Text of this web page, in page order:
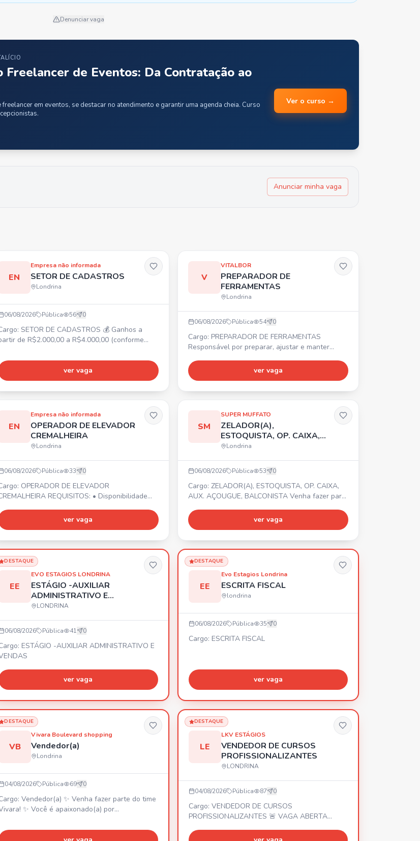
Denunciar vaga
Freelancer de Eventos: Da Contratação ao
em eventos, se destacar no atendimento e garantir uma agenda cheia. Curso
Ver o curso →
Anunciar minha vaga
EN
Empresa não informada
SETOR DE CADASTROS
Londrina
06/08/2026 Pública 56 0
SETOR DE CADASTROS 💰 Ganhos a
de R$2.000,00 a R$4.000,00 (conforme
a sexta-feira: 09:30 às 19:30. Sábado: 09:00 às
✅ Treinamento fornecido, não é
necessária experiência.
ver vaga
V
VITALBOR
PREPARADOR DE
FERRAMENTAS
Londrina
06/08/2026 Pública 54 0
Cargo: PREPARADOR DE FERRAMENTAS
Responsável por preparar, ajustar e manter
Preferencial com experiência. 💰 Salário acima do
mercado + Vale-Transporte + Vale-Alimentação
ver vaga
EN
Empresa não informada
OPERADOR DE ELEVADOR
CREMALHEIRA
Londrina
06/08/2026 Pública 33 0
OPERADOR DE ELEVADOR
REQUISITOS: • Disponibilidade
da empresa. • Organização e controle
PROATIVIDADE • Início imediato! 📍 Cidade de
ver vaga
SM
SUPER MUFFATO
ZELADOR(A),
ESTOQUISTA, OP. CAIXA,
AUX. AÇOUGUE,
Londrina
06/08/2026 Pública 53 0
Cargo: ZELADOR(A), ESTOQUISTA, OP. CAIXA,
AUX. AÇOUGUE, BALCONISTA Venha fazer parte
vagas para Zelador(a), Estoquista, Op. Caixa,
Aux. Açougue e Balconista. 📍 Av. Me. Leônia
Entrevistas de Segunda a Sexta, das 09:00 às
17:00. Vagas disponíveis também para
estrangeiros, PCD e 60+. 🎁 Benefíc
ver vaga
DESTAQUE
EE
EVO ESTAGIOS LONDRINA
ESTÁGIO -AUXILIAR
ADMINISTRATIVO E
VENDAS
LONDRINA
06/08/2026 Pública 41 0
ESTÁGIO -AUXILIAR ADMINISTRATIVO E
ver vaga
DESTAQUE
EE
Evo Estagios Londrina
ESCRITA FISCAL
londrina
06/08/2026 Pública 35 0
Cargo: ESCRITA FISCAL
ver vaga
DESTAQUE
VB
Vivara Boulevard shopping
Vendedor(a)
Londrina
04/08/2026 Pública 69 0
Vendedor(a) ✨ Venha fazer parte do time
✨ Você é apaixonado(a) por
uma carreira em uma das maiores joalherias do
DESTAQUE
LE
LKV ESTÁGIOS
VENDEDOR DE CURSOS
PROFISSIONALIZANTES
LONDRINA
04/08/2026 Pública 87 0
Cargo: VENDEDOR DE CURSOS
PROFISSIONALIZANTES 🚨 VAGA ABERTA
PROFISSIONALIZANTES E IDIOMAS 📍 Local: